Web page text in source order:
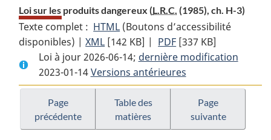
Loi sur les produits dangereux (L.R.C. (1985), ch. H-3)
Texte complet : HTML Texte
complet
:
Loi
sur
les
produits
dangereux
(Boutons d’accessibilité
disponibles) |XML Texte
complet
:
Loi
sur
les
produits
[142 KB] | PDF Texte
complet
:
Loi
produits
[337 KB]
Loi à jour 2026-06-14; dernière modification
2023-01-14Versions antérieures
Page
précédente
Table des
matières
Page
suivante